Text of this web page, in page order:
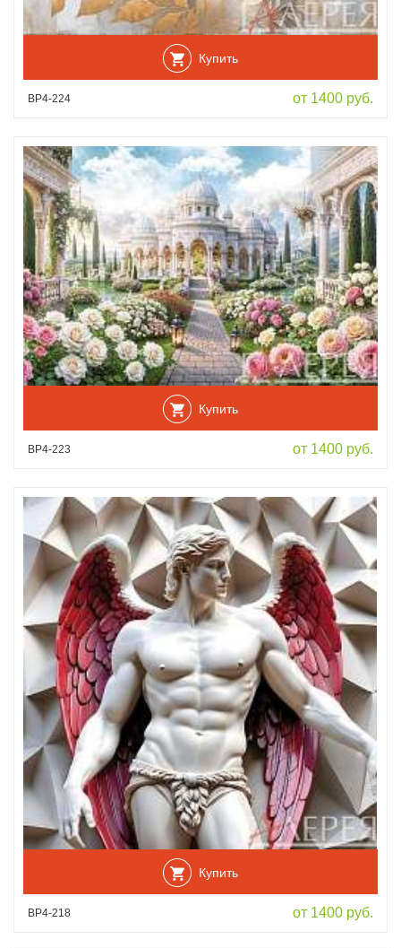
Купить
ВР4-224 от 1400 руб.
Купить
ВР4-223 от 1400 руб.
Купить
ВР4-218 от 1400 руб.